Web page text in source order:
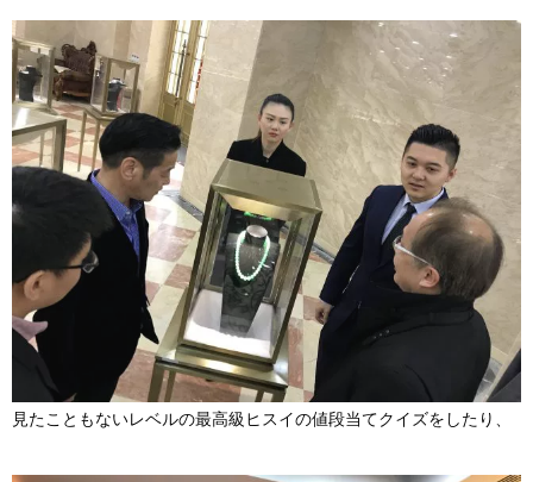
見たこともないレベルの最高級ヒスイの値段当てクイズをしたり、